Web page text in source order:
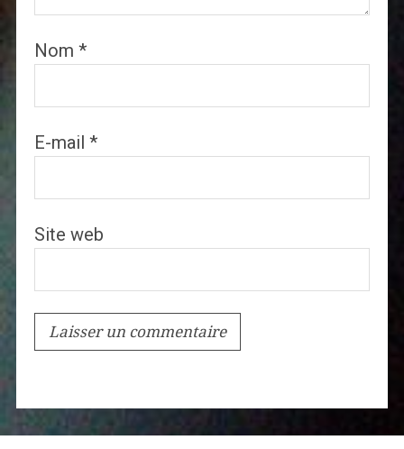
Nom *
E-mail *
Site web